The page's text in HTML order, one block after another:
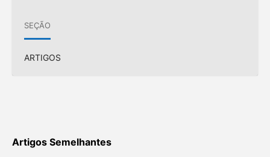
SEÇÃO
ARTIGOS
Artigos Semelhantes